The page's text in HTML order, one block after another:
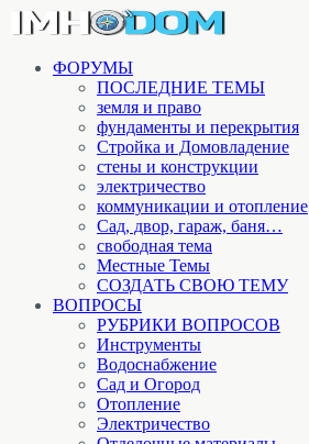
ФОРУМЫ
ПОСЛЕДНИЕ ТЕМЫ
земля и право
фундаменты и перекрытия
Стройка и Домовладение
стены и конструкции
электричество
коммуникации и отопление
Cад, двор, гараж, баня…
свободная тема
Местные Темы
СОЗДАТЬ СВОЮ ТЕМУ
ВОПРОСЫ
РУБРИКИ ВОПРОСОВ
Инструменты
Водоснабжение
Сад и Огород
Отопление
Электричество